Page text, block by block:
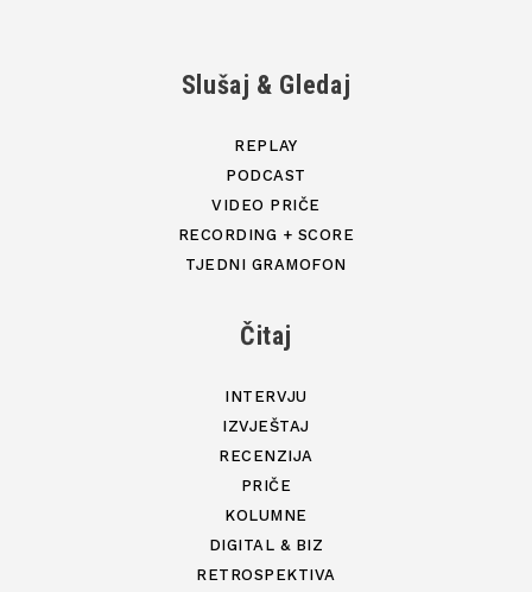
Slušaj & Gledaj
REPLAY
PODCAST
VIDEO PRIČE
RECORDING + SCORE
TJEDNI GRAMOFON
Čitaj
INTERVJU
IZVJEŠTAJ
RECENZIJA
PRIČE
KOLUMNE
DIGITAL & BIZ
RETROSPEKTIVA